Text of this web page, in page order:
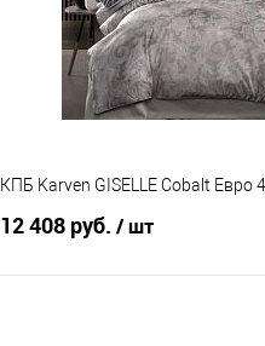
В избранное
В
КПБ Karven GISELLE Cobalt Евро
12 408 руб. / шт